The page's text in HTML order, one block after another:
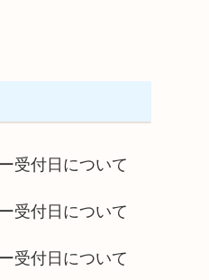
受付日について
受付日について
受付日について